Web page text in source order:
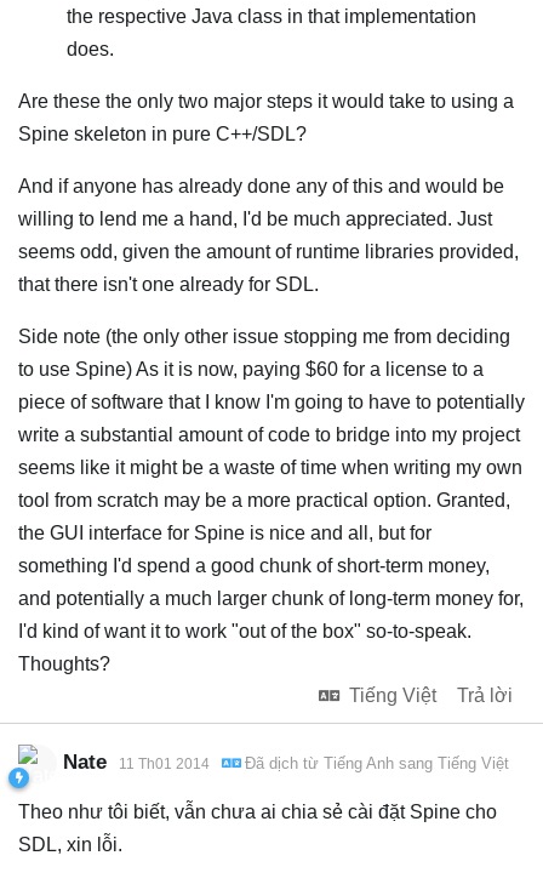
the respective Java class in that implementation
does.
Are these the only two major steps it would take to using a
Spine skeleton in pure C++/SDL?
And if anyone has already done any of this and would be
willing to lend me a hand, I'd be much appreciated. Just
seems odd, given the amount of runtime libraries provided,
that there isn't one already for SDL.
Side note (the only other issue stopping me from deciding
to use Spine) As it is now, paying $60 for a license to a
piece of software that I know I'm going to have to potentially
write a substantial amount of code to bridge into my project
seems like it might be a waste of time when writing my own
tool from scratch may be a more practical option. Granted,
the GUI interface for Spine is nice and all, but for
something I'd spend a good chunk of short-term money,
and potentially a much larger chunk of long-term money for,
I'd kind of want it to work "out of the box" so-to-speak.
Thoughts?
Tiếng Việt
Trả lời
Nate 11 Th01 2014 Đã dịch từ Tiếng Anh sang Tiếng Việt
Theo như tôi biết, vẫn chưa ai chia sẻ cài đặt Spine cho
SDL, xin lỗi.